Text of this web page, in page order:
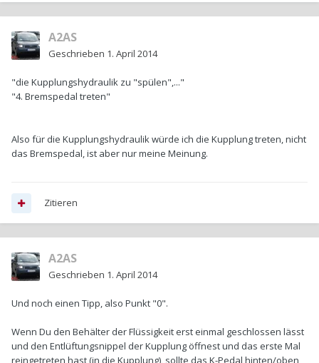
A2AS
Geschrieben 1. April 2014
"die Kupplungshydraulik zu "spülen",..."
"4. Bremspedal treten"
Also für die Kupplungshydraulik würde ich die Kupplung treten, nicht
das Bremspedal, ist aber nur meine Meinung.
Zitieren
A2AS
Geschrieben 1. April 2014
Und noch einen Tipp, also Punkt "0".
Wenn Du den Behälter der Flüssigkeit erst einmal geschlossen lässt
und den Entlüftungsnippel der Kupplung öffnest und das erste Mal
reingetreten hast (in die Kupplung), sollte das K-Pedal hinten/oben